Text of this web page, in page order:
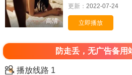
高清
更新： 2022-07-24
立即播放
防走丢，无广告备用
播放线路 1